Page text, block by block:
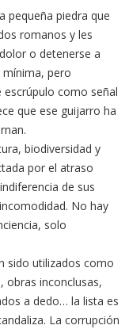
pequeña piedra que
romanos y les
o detenerse a
mínima, pero
como señal
que ese guijarro ha
biodiversidad y
por el atraso
de sus
No hay
solo
sido utilizados como
obras inconclusas,
a dedo… la lista es
La corrupción